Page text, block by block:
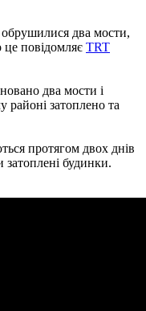
обрушилися два мости,
це повідомляє TRT
два мости і
районі затоплено та
протягом двох днів
затоплені будинки.